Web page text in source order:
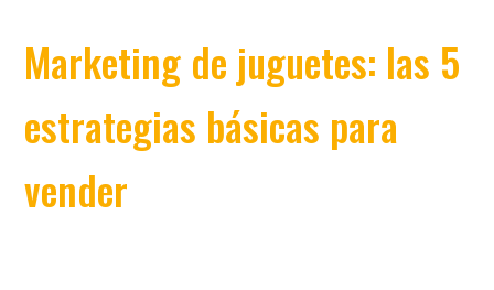
Marketing de juguetes: las 5
estrategias básicas para
vender